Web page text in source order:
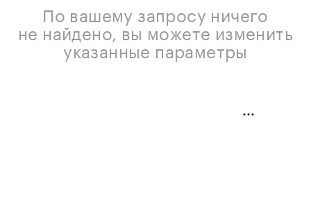
По вашему запросу ничего
не найдено, вы можете изменить
указанные параметры